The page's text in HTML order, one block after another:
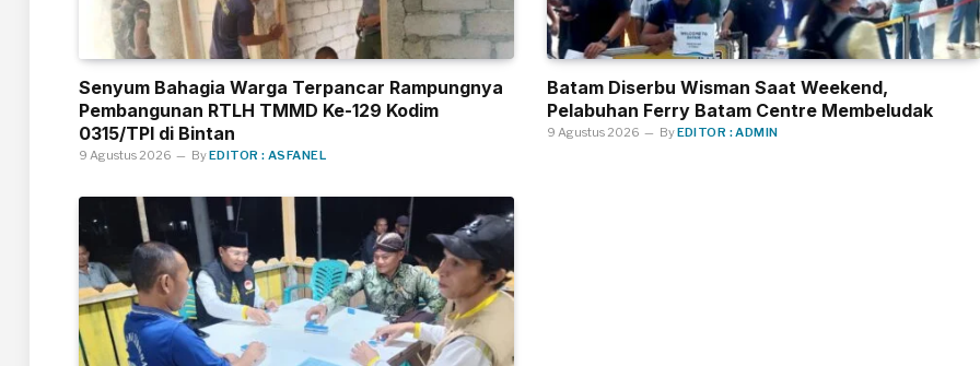
Senyum Bahagia Warga Terpancar Rampungnya
Pembangunan RTLH TMMD Ke-129 Kodim
0315/TPI di Bintan
9 Agustus 2026 ByEDITOR : ASFANEL
Batam Diserbu Wisman Saat Weekend,
Pelabuhan Ferry Batam Centre Membeludak
9 Agustus 2026 ByEDITOR : ADMIN